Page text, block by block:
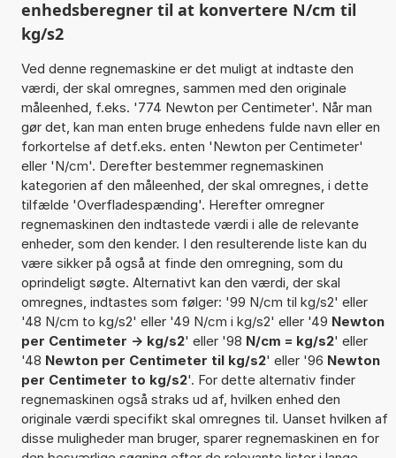
enhedsberegner til at konvertere N/cm til
kg/s2
Ved denne regnemaskine er det muligt at indtaste den
værdi, der skal omregnes, sammen med den originale
måleenhed, f.eks. '774 Newton per Centimeter'. Når man
gør det, kan man enten bruge enhedens fulde navn eller en
forkortelse af detf.eks. enten 'Newton per Centimeter'
eller 'N/cm'. Derefter bestemmer regnemaskinen
kategorien af den måleenhed, der skal omregnes, i dette
tilfælde 'Overfladespænding'. Herefter omregner
regnemaskinen den indtastede værdi i alle de relevante
enheder, som den kender. I den resulterende liste kan du
være sikker på også at finde den omregning, som du
oprindeligt søgte. Alternativt kan den værdi, der skal
omregnes, indtastes som følger: '99 N/cm til kg/s2' eller
'48 N/cm to kg/s2' eller '49 N/cm i kg/s2' eller '49 Newton
per Centimeter -> kg/s2' eller '98 N/cm = kg/s2' eller
'48 Newton per Centimeter til kg/s2' eller '96 Newton
per Centimeter to kg/s2'. For dette alternativ finder
regnemaskinen også straks ud af, hvilken enhed den
originale værdi specifikt skal omregnes til. Uanset hvilken af
disse muligheder man bruger, sparer regnemaskinen en for